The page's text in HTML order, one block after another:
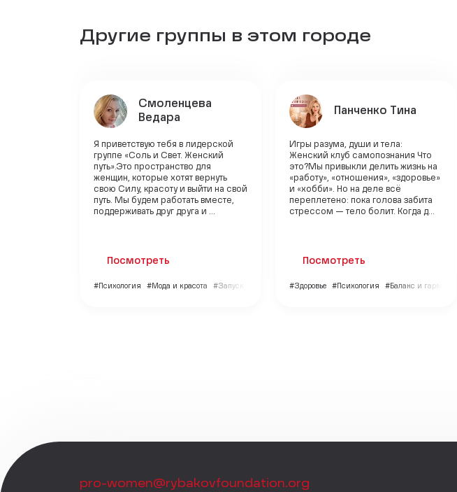
Другие группы в этом городе
Смоленцева
Ведара
Я приветствую тебя в лидерской
группе «Соль и Свет. Женский
путь».Это пространство для
женщин, которые хотят вернуть
свою Силу, красоту и выйти на свой
путь. Мы будем работать вместе,
поддерживать друг друга и ...
Посмотреть
#Психология #Мода и красота #Запуск бизнес-проекта
Панченко Тина
Игры разума, души и тела:
Женский клуб самопознания Что
это?Мы привыкли делить жизнь на
«работу», «отношения», «здоровье»
и «хобби». Но на деле всё
переплетено: пока голова забита
стрессом — тело болит. Когда д...
Посмотреть
#Здоровье #Психология #Баланс и гармония
pro-women@rybakovfoundation.org